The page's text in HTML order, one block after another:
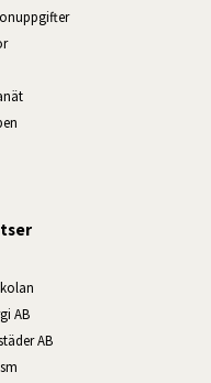
Öppnas i nytt fönster.
till annan webbplats, öppnas i
Länk till annan webbplats,
ABLänk till annan webbplats,
ABLänk till annan